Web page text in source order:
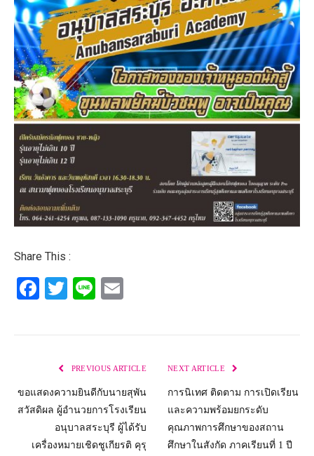
Share This :
Facebook
Twitter
Line
PREVIOUS ARTICLE
ขอแสดงความยินดีกับนายสุพัน
สวัสดิผล ผู้อำนวยการโรงเรียน
อนุบาลสระบุรี ผู้ได้รับ
เครื่องหมายเชิดชูเกียรติ คุรุ
NEXT ARTICLE
การนิเทศ ติดตาม การเปิดเรียน
และความพร้อมยกระดับ
คุณภาพการศึกษาของสถาน
ศึกษาในสังกัด ภาคเรียนที่ 1 ปี